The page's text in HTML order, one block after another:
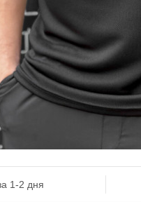
1-2 дня